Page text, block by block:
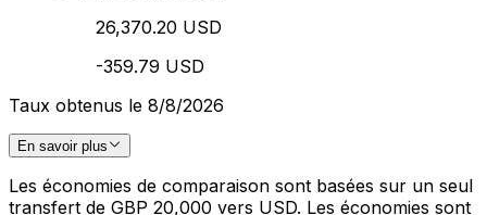
26,370.20 USD
-359.79 USD
Taux obtenus le 8/8/2026
En savoir plus
Les économies de comparaison sont basées sur un seul
transfert de GBP 20,000 vers USD. Les économies sont